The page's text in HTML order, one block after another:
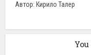
Автор: Кирило Талер